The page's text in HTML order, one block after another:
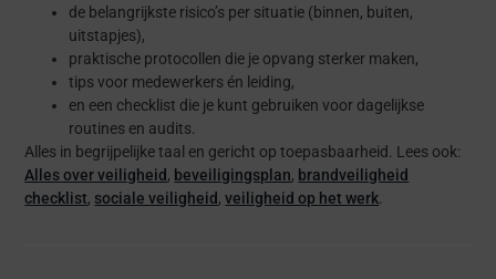
de belangrijkste risico’s per situatie (binnen, buiten,
uitstapjes),
praktische protocollen die je opvang sterker maken,
tips voor medewerkers én leiding,
en een checklist die je kunt gebruiken voor dagelijkse
routines en audits.
Alles in begrijpelijke taal en gericht op toepasbaarheid. Lees ook:
Alles over veiligheid, beveiligingsplan, brandveiligheid
checklist, sociale veiligheid,veiligheid op het werk.